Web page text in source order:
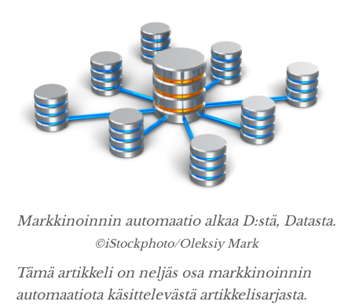
Markkinoinnin automaatio alkaa D:stä, Datasta.
©iStockphoto/Oleksiy Mark
Tämä artikkeli on neljäs osa markkinoinnin
automaatiota käsittelevästä artikkelisarjasta.